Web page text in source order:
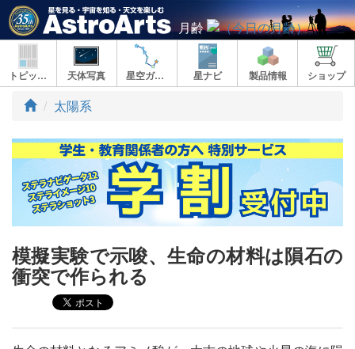
月齢
トピックス 天体写真 星空ガイド 星ナビ 製品情報 ショップ
ト
プ
太陽系
模擬実験で示唆、生命の材料は隕石の
衝突で作られる